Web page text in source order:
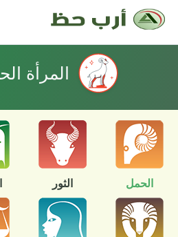
المرأة
الحمل الثور